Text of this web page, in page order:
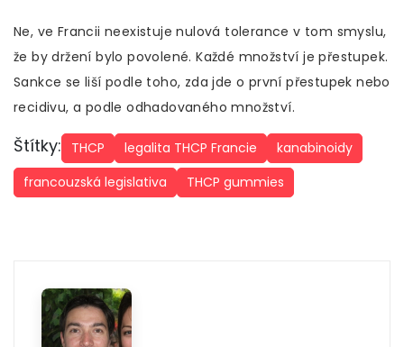
Ne, ve Francii neexistuje nulová tolerance v tom smyslu,
že by držení bylo povolené. Každé množství je přestupek.
Sankce se liší podle toho, zda jde o první přestupek nebo
recidivu, a podle odhadovaného množství.
Štítky: THCP legalita THCP Francie
kanabinoidy
francouzská legislativa
THCP gummies